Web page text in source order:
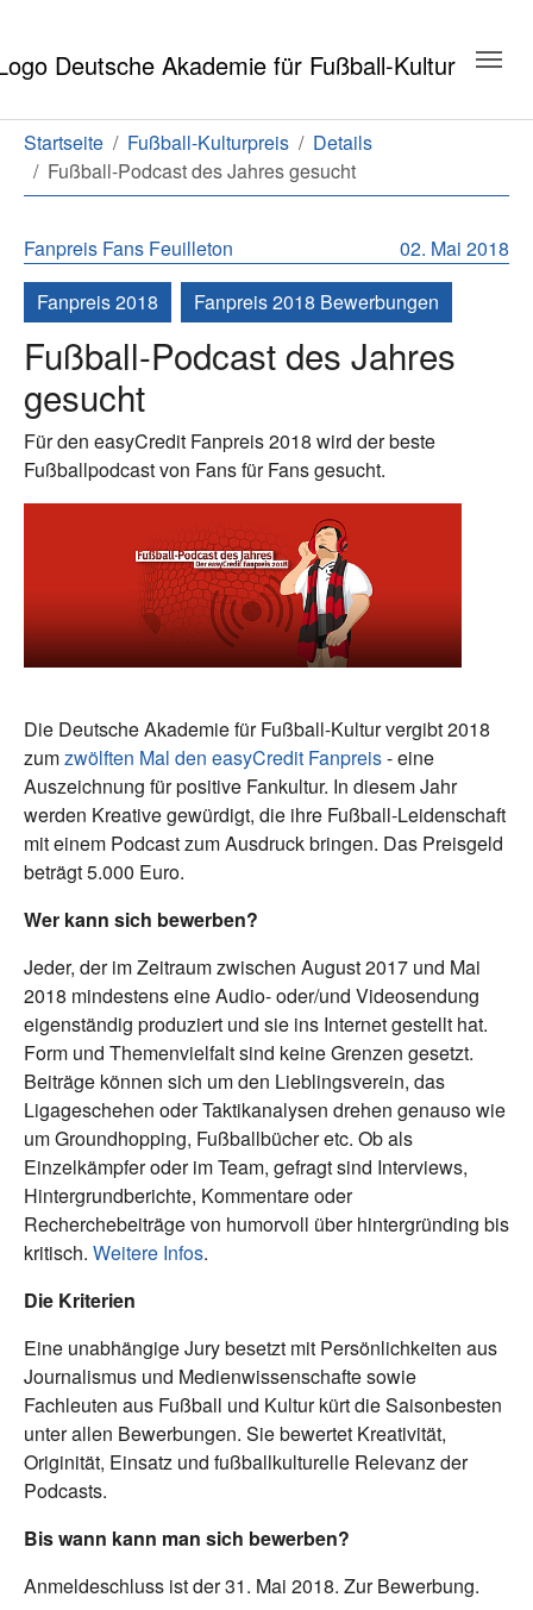
Sie sind hier:
Startseite Fußball-Kulturpreis
Details
Fußball-Podcast des Jahres gesucht
02. Mai 2018
Fanpreis Fans Feuilleton
Fanpreis 2018
Fanpreis 2018 Bewerbungen
Fußball-Podcast des Jahres
gesucht
Für den easyCredit Fanpreis 2018 wird der beste
Fußballpodcast von Fans für Fans gesucht.
Die Deutsche Akademie für Fußball-Kultur vergibt 2018
zumzwölften Mal den easyCredit Fanpreis- eine
Auszeichnung für positive Fankultur. In diesem Jahr
werden Kreative gewürdigt, die ihre Fußball-Leidenschaft
mit einem Podcast zum Ausdruck bringen. Das Preisgeld
beträgt 5.000 Euro.
Wer kann sich bewerben?
Jeder, der im Zeitraum zwischen August 2017 und Mai
2018 mindestens eine Audio- oder/und Videosendung
eigenständig produziert und sie ins Internet gestellt hat.
Form und Themenvielfalt sind keine Grenzen gesetzt.
Beiträge können sich um den Lieblingsverein, das
Ligageschehen oder Taktikanalysen drehen genauso wie
um Groundhopping, Fußballbücher etc. Ob als
Einzelkämpfer oder im Team, gefragt sind Interviews,
Hintergrundberichte, Kommentare oder
Recherchebeiträge von humorvoll über hintergründing bis
kritisch. Weitere Infos.
Die Kriterien
Eine unabhängige Jury besetzt mit Persönlichkeiten aus
Journalismus und Medienwissenschafte sowie
Fachleuten aus Fußball und Kultur kürt die Saisonbesten
unter allen Bewerbungen. Sie bewertet Kreativität,
Originität, Einsatz und fußballkulturelle Relevanz der
Podcasts.
Bis wann kann man sich bewerben?
Anmeldeschluss ist der 31. Mai 2018. Zur Bewerbung.